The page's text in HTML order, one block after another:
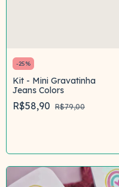
-25%
Kit - Mini Gravatinha
Jeans Colors
R$58,90 R$79,00